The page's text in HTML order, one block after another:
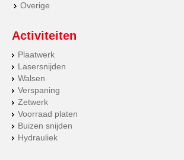
Overige
Activiteiten
Plaatwerk
Lasersnijden
Walsen
Verspaning
Zetwerk
Voorraad platen
Buizen snijden
Hydrauliek